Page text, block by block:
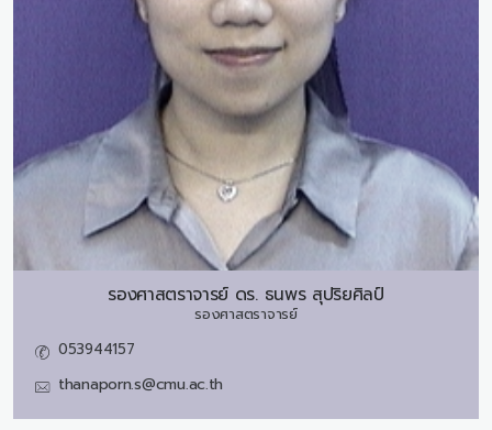
รองศาสตราจารย์ ดร. ธนพร สุปริยศิลป์
รองศาสตราจารย์
053944157
thanaporn.s@cmu.ac.th